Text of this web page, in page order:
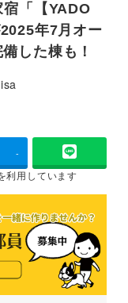
宿「【YADO
年7月オー
した棟も！
-
利用しています